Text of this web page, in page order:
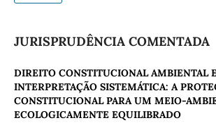
JURISPRUDÊNCIA COMENTADA
DIREITO CONSTITUCIONAL AMBIENTAL
INTERPRETAÇÃO SISTEMÁTICA: A
CONSTITUCIONAL PARA UM MEIO-
ECOLOGICAMENTE EQUILIBRADO